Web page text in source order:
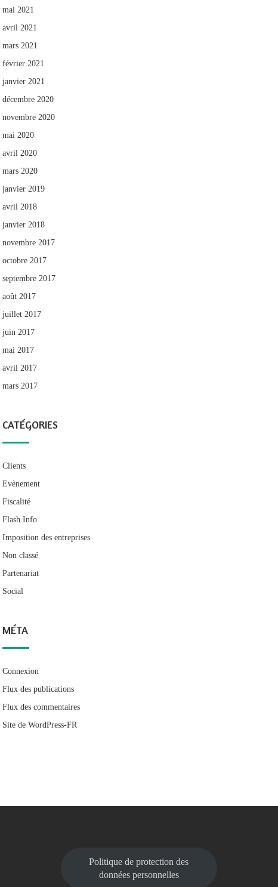
mai 2021
avril 2021
mars 2021
février 2021
janvier 2021
décembre 2020
novembre 2020
mai 2020
avril 2020
mars 2020
janvier 2019
avril 2018
janvier 2018
novembre 2017
octobre 2017
septembre 2017
août 2017
juillet 2017
juin 2017
mai 2017
avril 2017
mars 2017
CATÉGORIES
Clients
Evènement
Fiscalité
Flash Info
Imposition des entreprises
Non classé
Partenariat
Social
MÉTA
Connexion
Flux des publications
Flux des commentaires
Site de WordPress-FR
Politique de protection des
données personnelles